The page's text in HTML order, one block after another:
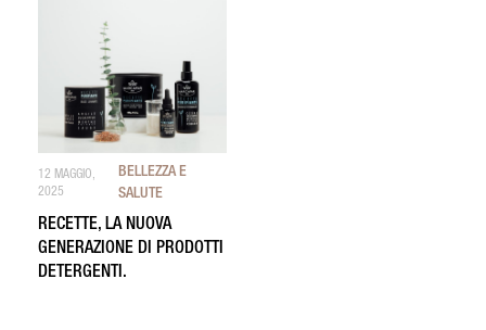
12 MAGGIO,
2025
BELLEZZA E
SALUTE
RECETTE, LA NUOVA
GENERAZIONE DI PRODOTTI
DETERGENTI.